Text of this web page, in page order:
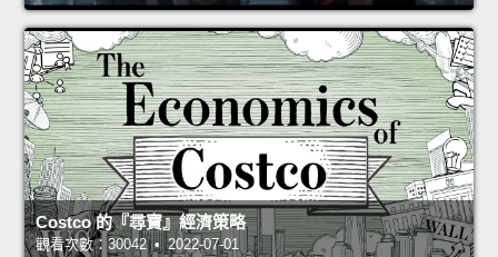
Costco 的『尋寶』經濟策略
觀看次數：30042 • 2022-07-01